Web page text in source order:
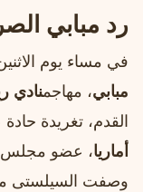
رد مبابي
في مساء يوم
مبابي، مهاجمنادي
القدم، تغريدة
أماريا، عضو مجلس
وصفت السيلستى